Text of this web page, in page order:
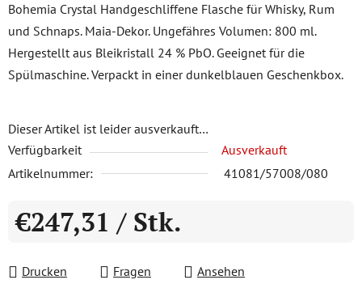
Bohemia Crystal Handgeschliffene Flasche für Whisky, Rum
und Schnaps. Maia-Dekor. Ungefähres Volumen: 800 ml.
Hergestellt aus Bleikristall 24 % PbO. Geeignet für die
Spülmaschine. Verpackt in einer dunkelblauen Geschenkbox.
Dieser Artikel ist leider ausverkauft…
Verfügbarkeit
Ausverkauft
Artikelnummer:
41081/57008/080
€247,31 / Stk.
Drucken
Fragen
Ansehen